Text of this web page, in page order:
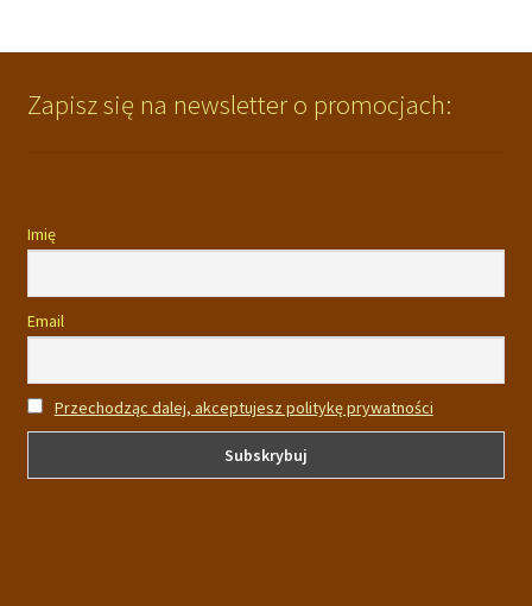
Zapisz się na newsletter o promocjach:
Imię
Email
Przechodząc dalej, akceptujesz politykę prywatności